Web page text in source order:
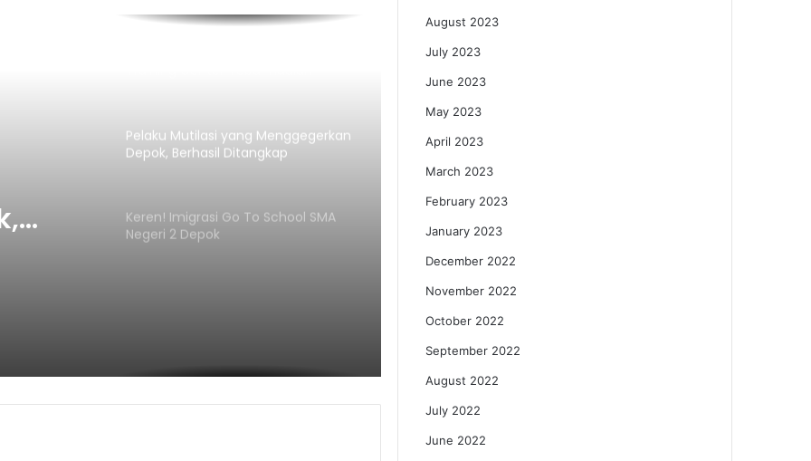
Pelaku Mutilasi yang Menggegerkan
Depok, Berhasil Ditangkap
Keren! Imigrasi Go To School SMA
Negeri 2 Depok
August 2023
July 2023
June 2023
May 2023
April 2023
March 2023
February 2023
January 2023
December 2022
November 2022
October 2022
September 2022
August 2022
July 2022
June 2022